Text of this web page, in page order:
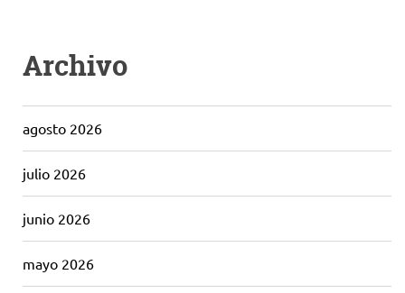
Archivo
agosto 2026
julio 2026
junio 2026
mayo 2026